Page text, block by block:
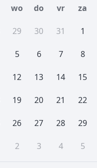
wo do vr za
29 30 31 1
5 6 7 8
12 13 14 15
19 20 21 22
26 27 28 29
2 3 4 5